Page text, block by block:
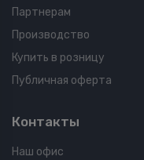
Партнерам
Производство
Купить в розницу
Публичная оферта
Контакты
Наш офис